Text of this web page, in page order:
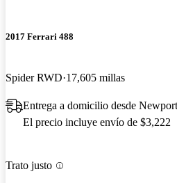
2017 Ferrari 488
Spider RWD 17,605 millas
Entrega a domicilio desde
El precio incluye envío de $3,222
Trato justo